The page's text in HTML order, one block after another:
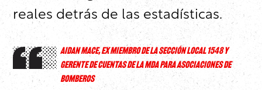
reales detrás de las estadísticas.
AIDAN MACE, EX MIEMBRO DE LA SECCIÓN LOCAL 1548 Y
GERENTE DE CUENTAS DE LA MDA PARA ASOCIACIONES DE
BOMBEROS